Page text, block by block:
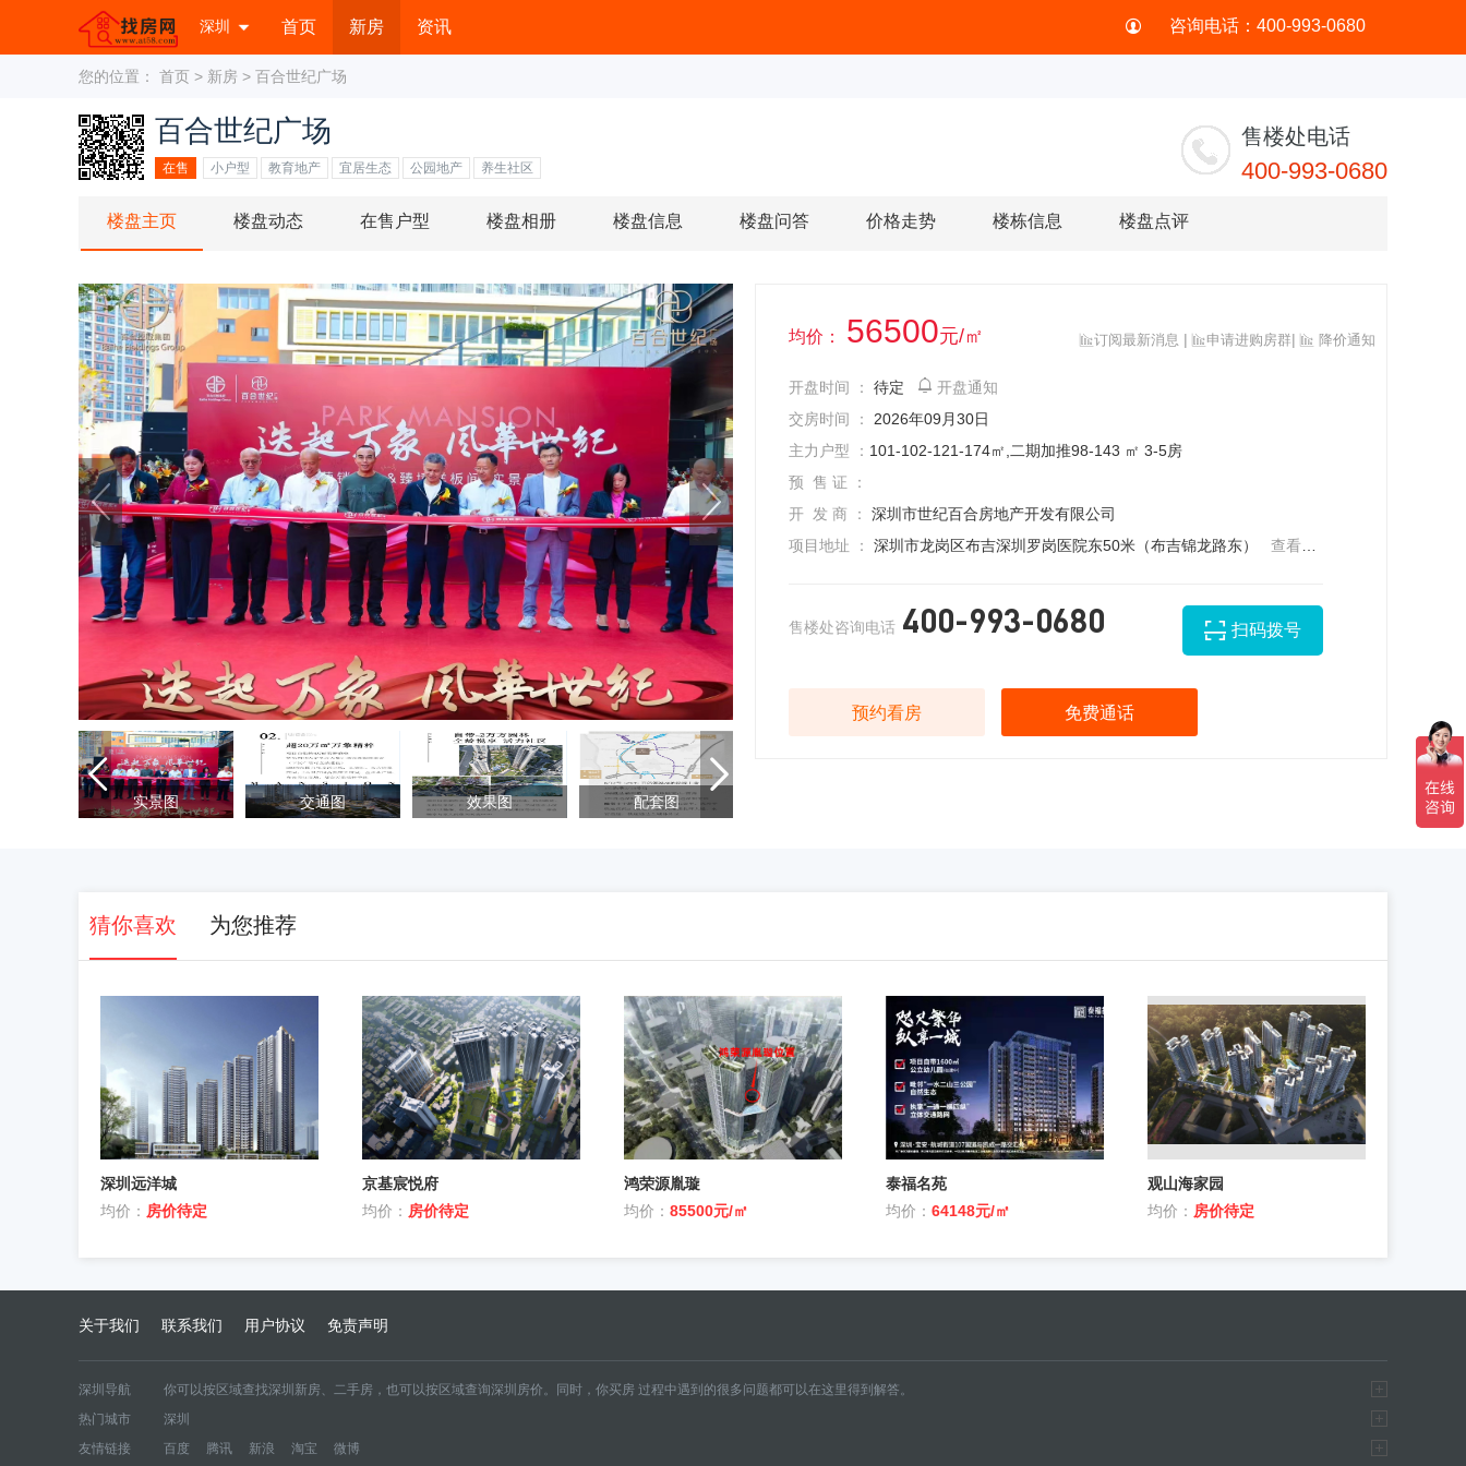
深圳 首页 新房 资讯 咨询电话：400-993-0680
您的位置： 首页 > 新房 > 百合世纪广场
百合世纪广场
在售 小户型 教育地产 宜居生态 公园地产 养生社区
售楼处电话
400-993-0680
楼盘主页 楼盘动态 在售户型 楼盘相册 楼盘信息 楼盘问答 价格走势 楼栋信息 楼盘点评
 
实景图 交通图 效果图 配套图
均价： 56500元/㎡ 订阅最新消息 | 申请进购房群|  降价通知
开盘时间 ： 待定
开盘通知
交房时间 ：
2026年09月30日
主力户型 ： 101-102-121-174㎡,二期加推98-143 ㎡ 3-5房
预 售 证 ：
开 发 商 ：
深圳市世纪百合房地产开发有限公司
项目地址 ：
深圳市龙岗区布吉深圳罗岗医院东50米（布吉锦龙路东） 查看地图
售楼处咨询电话 400-993-0680 扫码拨号
预约看房 免费通话
猜你喜欢 为您推荐
深圳远洋城
均价： 房价待定
京基宸悦府
均价： 房价待定
鸿荣源胤璇
均价： 85500元/㎡
泰福名苑
均价： 64148元/㎡
观山海家园
均价： 房价待定
关于我们 联系我们 用户协议 免责声明
深圳导航 你可以按区域查找深圳新房、二手房，也可以按区域查询深圳房价。同时，你买房 过程中遇到的很多问题都可以在这里得到解答。
区域新房 宝安
区域二手房 宝安二手房 大鹏新区二手房 福田二手房
热门城市
深圳
友情链接
百度 腾讯 新浪 淘宝 微博